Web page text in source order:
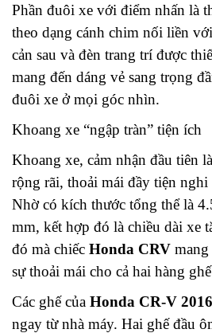
Phần đuôi xe với điểm nhấn là
theo dạng cánh chim nối liền
cản sau và đèn trang trí được
mang đến dáng vẻ sang trọng
đuôi xe ở mọi góc nhìn.
Khoang xe “ngập tràn” tiện ích
Khoang xe, cảm nhận đầu tiên
rộng rãi, thoải mái đầy tiện nghi
Nhờ có kích thước tổng thể là
mm, kết hợp đó là chiều dài xe
đó mà chiếc Honda CRV
sự thoải mái cho cả hai hàng
Các ghế của Honda CR-V 2016
ngay từ nhà máy. Hai ghế đầu